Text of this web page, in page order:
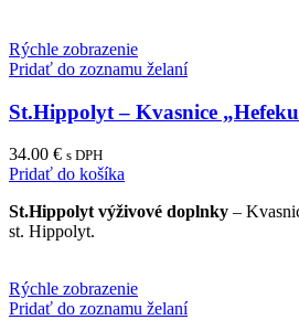
variants.
The
may
be
on
the
product
Rýchle zobrazenie
Pridať do zoznamu želaní
St.Hippolyt – Kvasnice
34.00 € s DPH
Pridať do košíka
St.Hippolyt výživové doplnky –
st. Hippolyt.
Rýchle zobrazenie
Pridať do zoznamu želaní